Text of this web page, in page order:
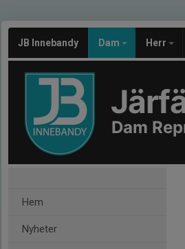
JB Innebandy Dam Herr
Dam
Hem
Nyheter